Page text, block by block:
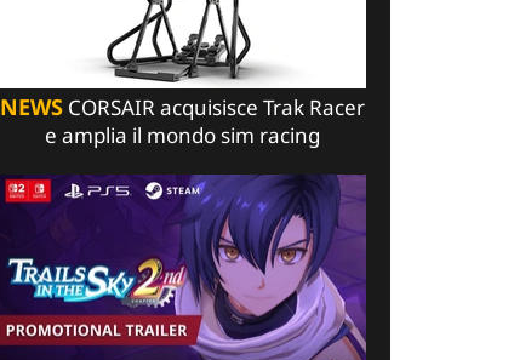
NEWSCORSAIR acquisisce Trak Racer
e amplia il mondo sim racing